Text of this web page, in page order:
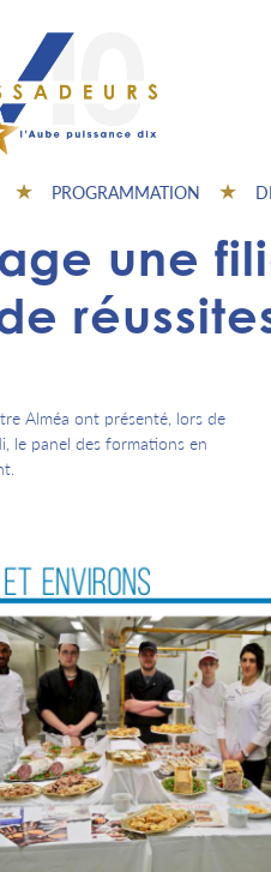
PROGRAMMATION
une
Alméa ont présenté, lors de
le panel des formations en